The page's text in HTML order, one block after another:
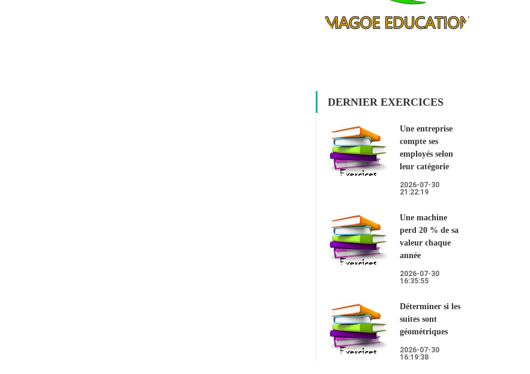
DERNIER EXERCICES
Une entreprise
compte ses
employés selon
leur catégorie
2026-07-30
21:22:19
Une machine
perd 20 % de sa
valeur chaque
année
2026-07-30
16:35:55
Déterminer si les
suites sont
géométriques
2026-07-30
16:19:38